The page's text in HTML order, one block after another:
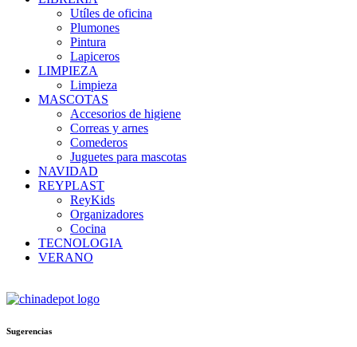
Utíles de oficina
Plumones
Pintura
Lapiceros
LIMPIEZA
Limpieza
MASCOTAS
Accesorios de higiene
Correas y arnes
Comederos
Juguetes para mascotas
NAVIDAD
REYPLAST
ReyKids
Organizadores
Cocina
TECNOLOGIA
VERANO
Sugerencias